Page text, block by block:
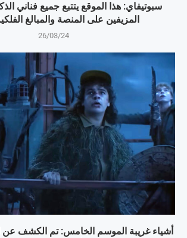
سبوتيفاي: هذا الموقع يتتبع جميع فناني
المزيفين على المنصة والمبالغ
26/03/24
أشياء غريبة الموسم الخامس: تم الكشف عن